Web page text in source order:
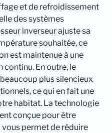
et de refroidissement
des systèmes
inverseur ajuste sa
souhaitée, ce
est maintenue à une
En outre, le
plus silencieux
ce qui en fait une
habitat. La technologie
conçue pour être
vous permet de réduire